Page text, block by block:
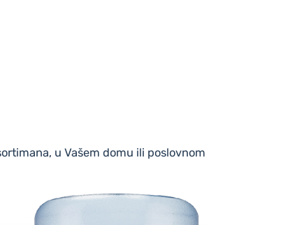
u Vašem domu ili poslovnom